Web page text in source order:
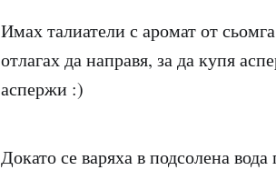
Имах талиатели с аромат от
отлагах да направя, за да купя
аспержи :)
Докато се варяха в подсолена